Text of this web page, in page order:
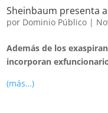
Sheinbaum presenta
por Dominio Público |
Además de los
incorporan
(más…)